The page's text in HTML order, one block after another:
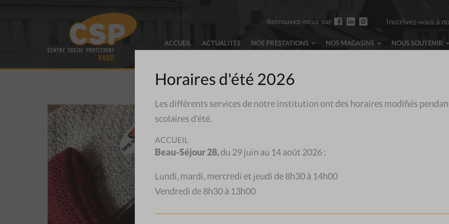
Inscrivez-vous à
ACCUEIL ACTUALITÉS NOS PRESTATIONS NOS MAGASINS NOUSSOUTENIR
Horaires d'été 2026
Les différents services de notre institution ont des horaires modifiés
scolaires d’été.
ACCUEIL
Beau-Séjour 28,du 29 juin au 14 août 2026 :
Lundi, mardi, mercredi et jeudi de 8h30 à 14h00
Vendredi de 8h30 à 13h00